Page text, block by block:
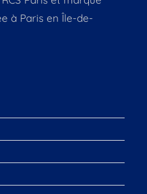
à Paris en Île-de-